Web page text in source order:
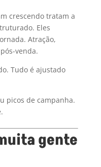
crescendo tratam a
Eles
Atração,
venda.
Tudo é ajustado
picos de campanha.
gente